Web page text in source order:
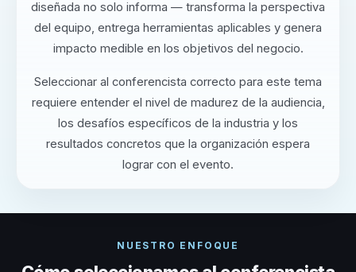
diseñada no solo informa — transforma la perspectiva
del equipo, entrega herramientas aplicables y genera
impacto medible en los objetivos del negocio.
Seleccionar al conferencista correcto para este tema
requiere entender el nivel de madurez de la audiencia,
los desafíos específicos de la industria y los
resultados concretos que la organización espera
lograr con el evento.
NUESTRO ENFOQUE